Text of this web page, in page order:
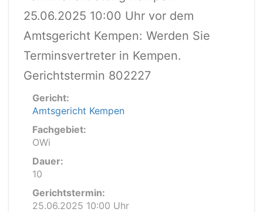
25.06.2025 10:00 Uhr vor dem
Amtsgericht Kempen: Werden Sie
Terminsvertreter in Kempen.
Gerichtstermin 802227
Gericht:
Amtsgericht Kempen
Fachgebiet:
OWi
Dauer:
10
Gerichtstermin:
25.06.2025 10:00 Uhr